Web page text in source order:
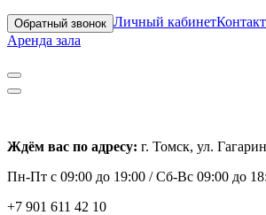
Обратный звонок Личный кабинет
Аренда зала
Ждём вас по адресу: г. Томск, ул.
Пн-Пт с 09:00 до 19:00 /Сб-Вс 09:00 до
+7 901 611 42 10